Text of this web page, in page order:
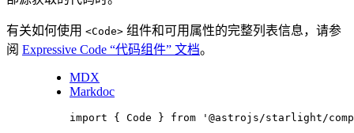
有关如何使用 <Code> 组件和可用属性的完整列表信息，请参
阅 Expressive Code “代码组件” 文档。
MDX
Markdoc
import { Code } from ' @astrojs/starlight/